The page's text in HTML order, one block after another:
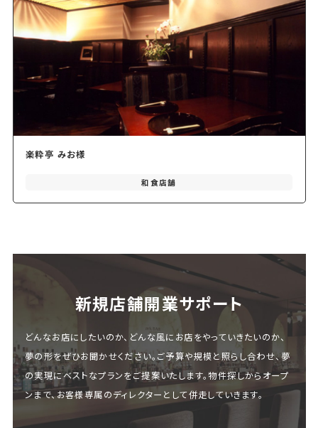
楽粋亭 みお様
和食店舗
新規店舗開業サポート
どんなお店にしたいのか、どんな風にお店をやっていきたいのか、
夢の形をぜひお聞かせください。ご予算や規模と照らし合わせ、夢
の実現にベストなプランをご提案いたします。物件探しからオープ
ンまで、お客様専属のディレクターとして併走していきます。